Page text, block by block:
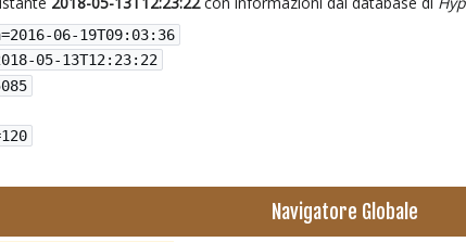
2016-06-19T09:03:36
05-13T12:23:22
Navigatore Globale